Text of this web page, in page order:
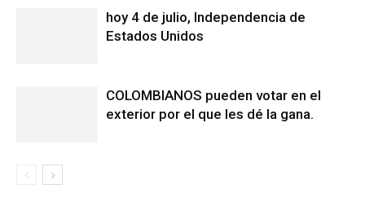
hoy 4 de julio, Independencia de
Estados Unidos
COLOMBIANOS pueden votar en el
exterior por el que les dé la gana.